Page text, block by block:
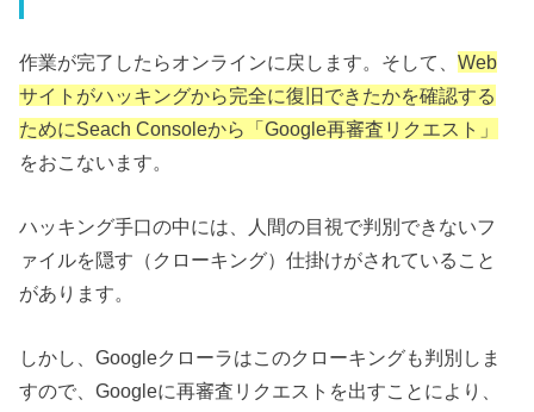
作業が完了したらオンラインに戻します。そして、Web
サイトがハッキングから完全に復旧できたかを確認する
ためにSeach Consoleから「Google再審査リクエスト」
をおこないます。
ハッキング手口の中には、人間の目視で判別できないフ
ァイルを隠す（クローキング）仕掛けがされていること
があります。
しかし、Googleクローラはこのクローキングも判別しま
すので、Googleに再審査リクエストを出すことにより、